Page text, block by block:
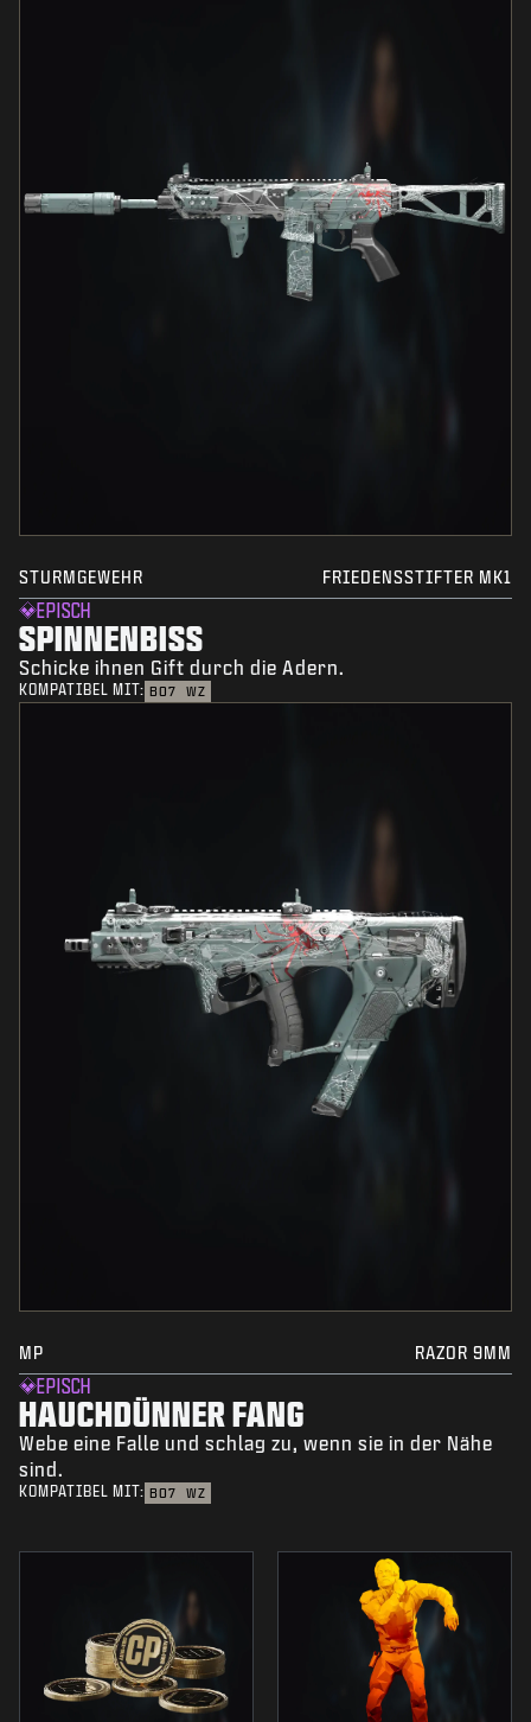
STURMGEWEHR FRIEDENSSTIFTER MK1
EPISCH
SPINNENBISS
Schicke ihnen Gift durch die Adern.
KOMPATIBEL MIT: BO7 WZ
MP RAZOR 9MM
EPISCH
HAUCHDÜNNER FANG
Webe eine Falle und schlag zu, wenn sie in der Nähe
sind.
KOMPATIBEL MIT: BO7 WZ